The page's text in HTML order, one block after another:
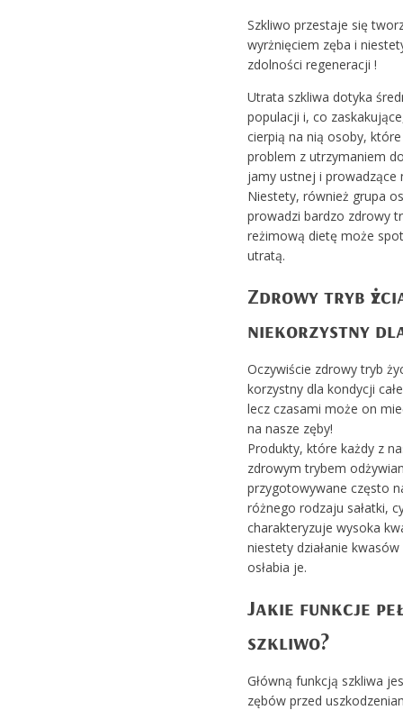
Szkliwo przestaje się
wyrżnięciem zęba i
zdolności regeneracji !
Utrata szkliwa dotyka
populacji i, co
cierpią na nią osoby,
problem z utrzymaniem
jamy ustnej i prowadzące
Niestety, również grupa
prowadzi bardzo zdrowy
reżimową dietę może
utratą.
Zdrowy tryb
niekorzystny
Oczywiście zdrowy tryb
korzystny dla kondycji
lecz czasami może on
na nasze zęby!
Produkty, które każdy z
zdrowym trybem
przygotowywane często
różnego rodzaju sałatki,
charakteryzuje wysoka
niestety działanie
osłabia je.
Jakie funkcje
szkliwo?
Główną funkcją szkliwa
zębów przed